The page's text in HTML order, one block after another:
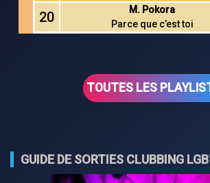
20
M. Pokora
Parce que c’est toi
TOUTES LES
GUIDE DE SORTIES CLUBBING